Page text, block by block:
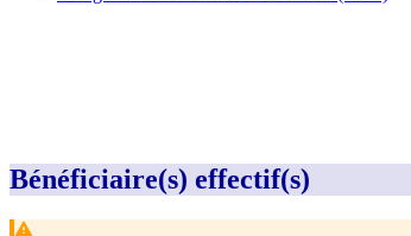
Bénéficiaire(s) effectif(s)